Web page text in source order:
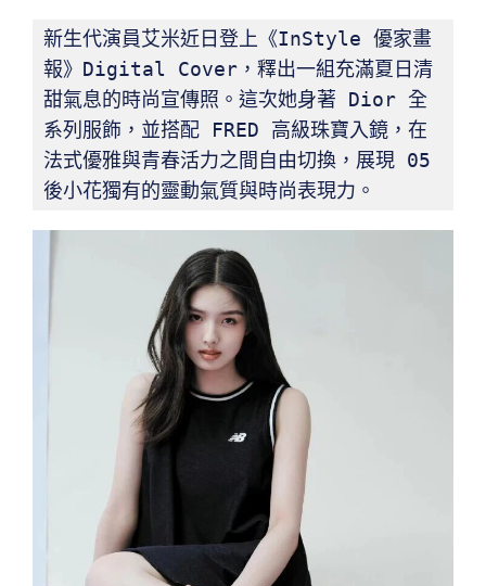
新生代演員艾米近日登上《InStyle 優家畫
報》Digital Cover，釋出一組充滿夏日清
甜氣息的時尚宣傳照。這次她身著 Dior 全
系列服飾，並搭配 FRED 高級珠寶入鏡，在
法式優雅與青春活力之間自由切換，展現 05
後小花獨有的靈動氣質與時尚表現力。